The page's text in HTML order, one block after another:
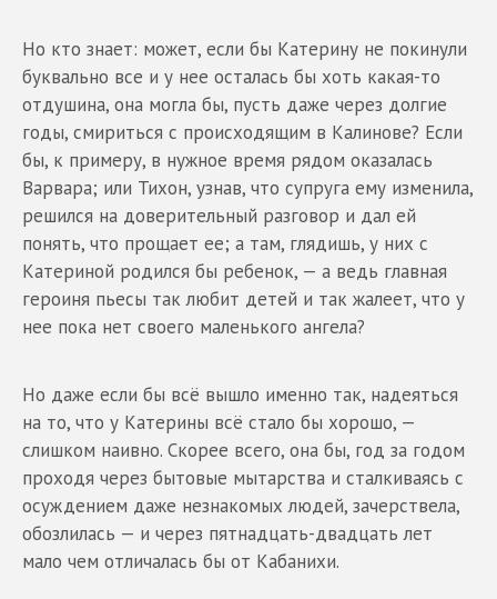
Но кто знает: может, если бы Катерину не покинули
буквально все и у нее осталась бы хоть какая-то
отдушина, она могла бы, пусть даже через долгие
годы, смириться с происходящим в Калинове? Если
бы, к примеру, в нужное время рядом оказалась
Варвара; или Тихон, узнав, что супруга ему изменила,
решился на доверительный разговор и дал ей
понять, что прощает ее; а там, глядишь, у них с
Катериной родился бы ребенок, — а ведь главная
героиня пьесы так любит детей и так жалеет, что у
нее пока нет своего маленького ангела?
Но даже если бы всё вышло именно так, надеяться
на то, что у Катерины всё стало бы хорошо, —
слишком наивно. Скорее всего, она бы, год за годом
проходя через бытовые мытарства и сталкиваясь с
осуждением даже незнакомых людей, зачерствела,
обозлилась — и через пятнадцать-двадцать лет
мало чем отличалась бы от Кабанихи.